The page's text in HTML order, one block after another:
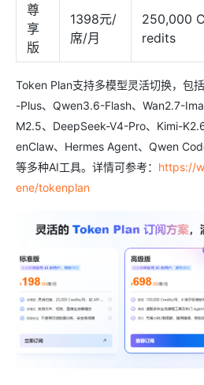
尊
享
版
1398元/
席/月
250,000 C
redits
Token Plan支持多模型灵活切换，包
-Plus、Qwen3.6-Flash、Wan2.7-
M2.5、DeepSeek-V4-Pro、Kimi-
enClaw、Hermes Agent、Qwen
等多种AI工具。详情可参考： https://
ene/tokenplan